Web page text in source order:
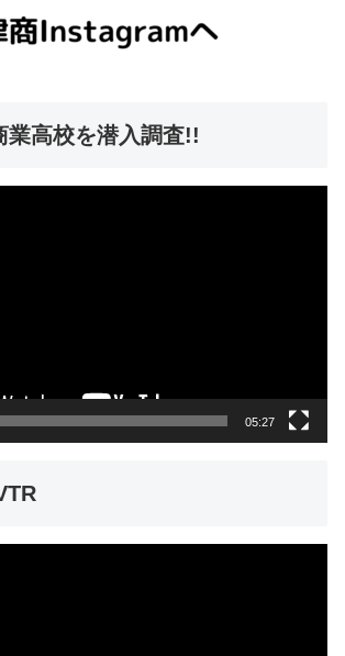
業高校を潜入調査!!
05:27